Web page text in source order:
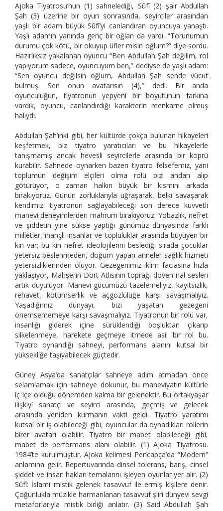
Ajoka Tiyatrosu’nun (1) sahnelediği, Sûfî (2) şair Abdullah
Şah (3) üzerine bir oyun sonrasında, seyirciler arasından
yaşlı bir adam büyük Sûfî’yi canlandıran oyuncuya yanaştı.
Yaşlı adamın yanında genç bir oğlan da vardı. “Torunumun
durumu çok kötü, bir okuyup üfler misin oğlum?” diye sordu.
Hazırlıksız yakalanan oyuncu “Ben Abdullah Şah değilim, rol
yapıyorum sadece, oyuncuyum ben,” dediyse de yaşlı adam:
“Sen oyuncu değilsin oğlum, Abdullah Şah sende vücut
bulmuş. Sen onun avatarısın (4),” dedi. Bir anda
oyunculuğun, tiyatronun yepyeni bir boyutunun farkına
vardık, oyuncu, canlandırdığı karakterin reenkarne olmuş
haliydi.
Abdullah Şah’ınki gibi, her kültürde çokça bulunan hikayeleri
keşfetmek, biz tiyatro yaratıcıları ve bu hikayelerle
tanışmamış ancak hevesli seyircilerle arasında bir köprü
kurabilir. Sahnede oynarken bazen tiyatro felsefemiz, yani
toplumun değişim elçileri olma rolü bizi andan alıp
götürüyor, o zaman halkın büyük bir kısmını arkada
bırakıyoruz. Günün zorluklarıyla uğraşarak, belki savaşarak
kendimizi tiyatronun sağlayabileceği son derece kuvvetli
manevi deneyimlerden mahrum bırakıyoruz. Yobazlık, nefret
ve şiddetin yine sükse yaptığı günümüz dünyasında farklı
milletler, inançlı insanlar ve topluluklar arasında büyüyen bir
kin var; bu kin nefret ideolojilerini beslediği sırada çocuklar
yetersiz beslenmeden, doğum yapan anneler sağlık hizmeti
yetersizliklerinden ölüyor. Gezegenimiz iklim faciasına hızla
yaklaşıyor, Mahşerin Dört Atlısının toprağı döven nal sesleri
artık duyuluyor. Manevi gücümüzü tazelemeliyiz, kayıtsızlık,
rehavet, kötümserlik ve açgözlülüğe karşı savaşmalıyız.
Yaşadığımız dünyayı, bizi yaşatan gezegeni
önemsememeye karşı savaşmalıyız. Tiyatronun bir rolü var,
insanlığı giderek içine sürüklendiği boşluktan çıkarıp
silkelenmeye, harekete geçmeye itmede asil bir rol bu.
Tiyatro oynandığı sahneyi, performans alanını kutsal bir
yüksekliğe taşıyabilecek güçtedir.
Güney Asya’da sanatçılar sahneye adım atmadan önce
selamlamak için sahneye dokunur, bu maneviyatın kültürle
iç içe olduğu dönemden kalma bir gelenektir. Bu ortakyaşar
ilişkiyi sanatçı ve seyirci arasında, geçmiş ve gelecek
arasında yeniden kurmanın vakti geldi. Tiyatro yaratımı
kutsal bir iş olabileceği gibi, oyuncular da oynadıkları rollerin
birer avatarı olabilir. Tiyatro bir mabet olabileceği gibi,
mabet de performans alanı olabilir. (1) Ajoka Tiyatrosu.
1984’te kurulmuştur. Ajoka kelimesi Pencapça’da “Modern”
anlamına gelir. Repertuvarında dinsel tolerans, barış, cinsel
şiddet ve insan hakları temalarını işleyen oyunlar yer alır. (2)
Sûfî: İslami mistik gelenek tasavvuf ile ermiş kişilere denir.
Çoğunlukla müzikle harmanlanan tasavvuf şiiri dünyevi sevgi
metaforlarıyla mistik birliği anlatır. (3) Said Abdullah Şah